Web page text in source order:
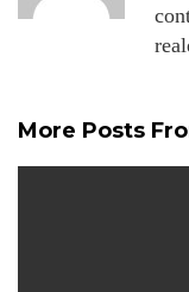
More Posts